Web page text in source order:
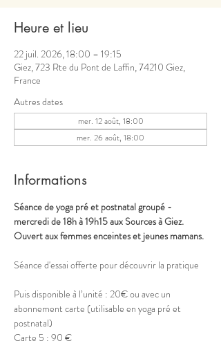
Heure et lieu
22 juil. 2026, 18:00 – 19:15
Giez, 723 Rte du Pont de Laffin, 74210 Giez,
France
Autres dates
mer. 12 août, 18:00
mer. 26 août, 18:00
Informations
Séance de yoga pré et postnatal groupé -
mercredi de 18h à 19h15 aux Sources à Giez.
Ouvert aux femmes enceintes et jeunes mamans.
Séance d'essai offerte pour découvrir la pratique
Puis disponible à l’unité : 20€ ou avec un
abonnement carte (utilisable en yoga pré et
postnatal)
Carte 5 : 90 €